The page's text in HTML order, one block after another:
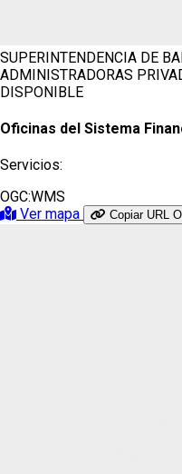
SUPERINTENDENCIA DE
ADMINISTRADORAS
DISPONIBLE
Oficinas del Sistema
Servicios:
OGC:WMS
Ver mapa
Copiar URL